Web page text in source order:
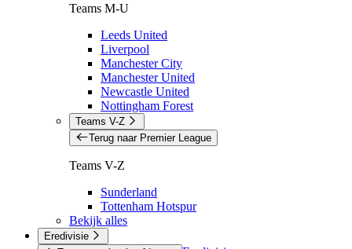
Teams M-U
Leeds United
Liverpool
Manchester City
Manchester United
Newcastle United
Nottingham Forest
Teams V-Z
Terug naar Premier League
Teams V-Z
Sunderland
Tottenham Hotspur
Bekijk alles
Eredivisie